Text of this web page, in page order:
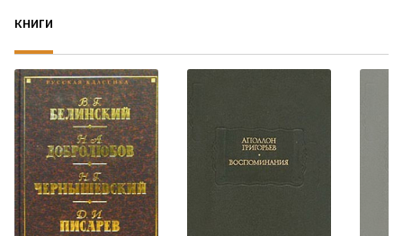
Экранизации
Коллекции
КНИГИ